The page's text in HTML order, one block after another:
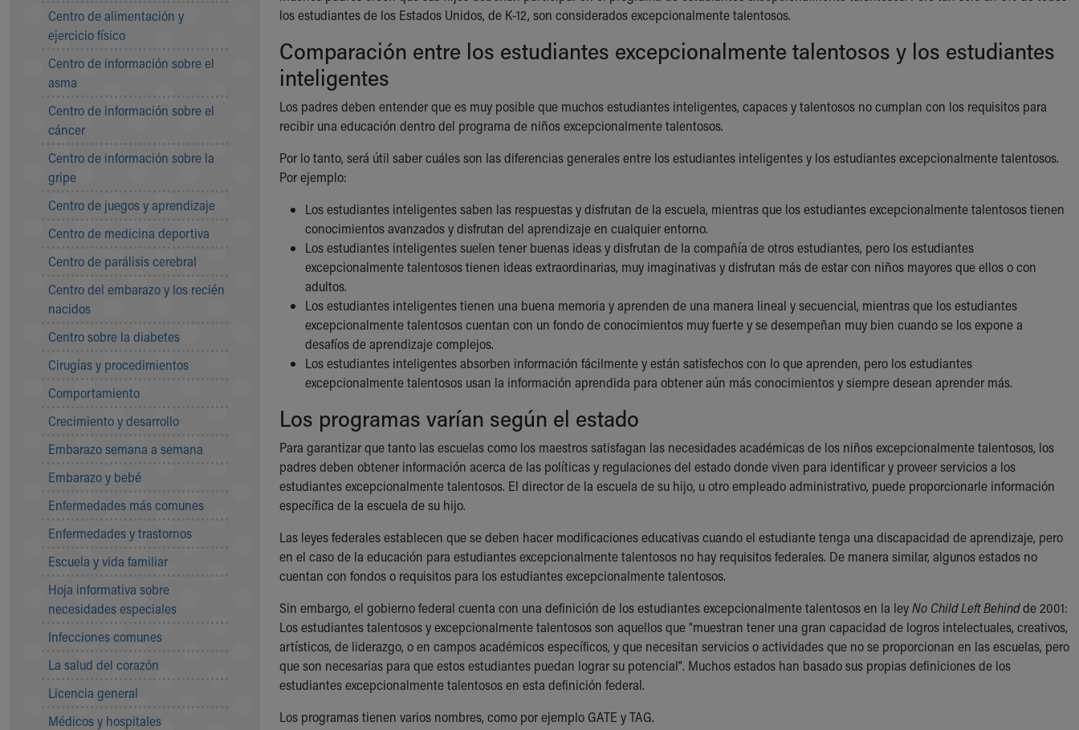
Symptom Checker
Financial Services
Price Estimates
Family Supports
Sports Health Services Provider for Akron Zips
New Parents
Find a Pediatrics Location
MyChart
Make an Appointment
Breastfeeding Medicine
Safe Sleep for Babies
Safe Sleep
Who We Are
Building a Brighter Future
Our Mission, Vision, Promise
Community Mission
Connect With Us
Our Culture of Caring
Our Leadership
Quality and Patient Safety
Unity and Engagement
Women's Board
Our History
Cincinnati Children's
Your Visit
MyChart Telehealth Visits
Doggie Brigade
During Your Visit
Rest Accommodations
Visiting
Centro de alimentación y
ejercicio físico
Centro de información sobre el
asma
Centro de información sobre el
cáncer
Centro de información sobre la
gripe
Centro de juegos y aprendizaje
Centro de medicina deportiva
Centro de parálisis cerebral
Centro del embarazo y los recién
nacidos
Centro sobre la diabetes
Cirugías y procedimientos
Comportamiento
Crecimiento y desarrollo
Embarazo semana a semana
Embarazo y bebé
Enfermedades más comunes
Enfermedades y trastornos
Escuela y vida familiar
Hoja informativa sobre
necesidades especiales
Infecciones comunes
La salud del corazón
Licencia general
Médicos y hospitales
los estudiantes de los Estados Unidos, de K-12, son considerados excepcionalmente talentosos.
Comparación entre los estudiantes excepcionalmente talentosos y los estudiantes
inteligentes
Los padres deben entender que es muy posible que muchos estudiantes inteligentes, capaces y talentosos no cumplan con los requisitos para
recibir una educación dentro del programa de niños excepcionalmente talentosos.
Por lo tanto, será útil saber cuáles son las diferencias generales entre los estudiantes inteligentes y los estudiantes excepcionalmente talentosos.
Por ejemplo:
Los estudiantes inteligentes saben las respuestas y disfrutan de la escuela, mientras que los estudiantes excepcionalmente talentosos tienen
conocimientos avanzados y disfrutan del aprendizaje en cualquier entorno.
Los estudiantes inteligentes suelen tener buenas ideas y disfrutan de la compañía de otros estudiantes, pero los estudiantes
excepcionalmente talentosos tienen ideas extraordinarias, muy imaginativas y disfrutan más de estar con niños mayores que ellos o con
adultos.
Los estudiantes inteligentes tienen una buena memoria y aprenden de una manera lineal y secuencial, mientras que los estudiantes
excepcionalmente talentosos cuentan con un fondo de conocimientos muy fuerte y se desempeñan muy bien cuando se los expone a
desafíos de aprendizaje complejos.
Los estudiantes inteligentes absorben información fácilmente y están satisfechos con lo que aprenden, pero los estudiantes
excepcionalmente talentosos usan la información aprendida para obtener aún más conocimientos y siempre desean aprender más.
Los programas varían según el estado
Para garantizar que tanto las escuelas como los maestros satisfagan las necesidades académicas de los niños excepcionalmente talentosos, los
padres deben obtener información acerca de las políticas y regulaciones del estado donde viven para identificar y proveer servicios a los
estudiantes excepcionalmente talentosos. El director de la escuela de su hijo, u otro empleado administrativo, puede proporcionarle información
específica de la escuela de su hijo.
Las leyes federales establecen que se deben hacer modificaciones educativas cuando el estudiante tenga una discapacidad de aprendizaje, pero
en el caso de la educación para estudiantes excepcionalmente talentosos no hay requisitos federales. De manera similar, algunos estados no
cuentan con fondos o requisitos para los estudiantes excepcionalmente talentosos.
Sin embargo, el gobierno federal cuenta con una definición de los estudiantes excepcionalmente talentosos en la leyNo Child Left Behindde 2001:
Los estudiantes talentosos y excepcionalmente talentosos son aquellos que "muestran tener una gran capacidad de logros intelectuales, creativos,
artísticos, de liderazgo, o en campos académicos específicos, y que necesitan servicios o actividades que no se proporcionan en las escuelas, pero
que son necesarias para que estos estudiantes puedan lograr su potencial". Muchos estados han basado sus propias definiciones de los
estudiantes excepcionalmente talentosos en esta definición federal.
Los programas tienen varios nombres, como por ejemplo GATE y TAG.